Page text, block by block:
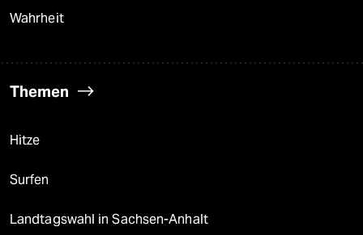
Wahrheit
Themen
Hitze
Surfen
Landtagswahl in Sachsen-Anhalt